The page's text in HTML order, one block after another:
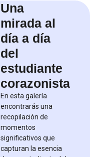
Una
mirada al
día a día
del
estudiante
corazonista
En esta galería
encontrarás una
recopilación de
momentos
significativos que
capturan la esencia